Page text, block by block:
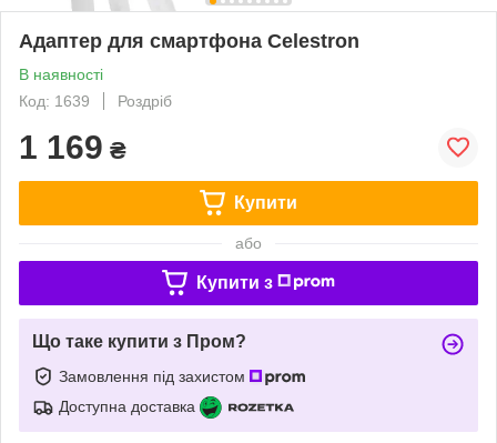
Адаптер для смартфона Celestron
В наявності
Код: 1639
Роздріб
1 169 ₴
Купити
або
Купити з
Що таке купити з Пром?
Замовлення під захистом
Доступна доставка